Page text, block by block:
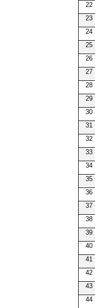
22
23
24
25
26
27
28
29
30
31
32
33
34
35
36
37
38
39
40
41
42
43
44